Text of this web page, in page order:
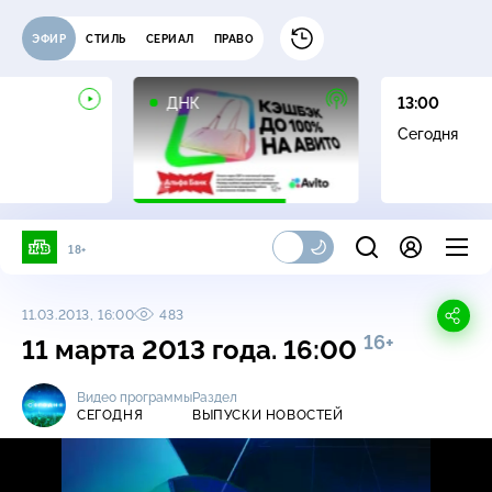
ЭФИР СТИЛЬ СЕРИАЛ ПРАВО
ДНК
16+
13:00
Сегодня
18+
11.03.2013, 16:00 483
11 марта 2013 года. 16:00 16+
Видео программы
СЕГОДНЯ
Раздел
ВЫПУСКИ НОВОСТЕЙ